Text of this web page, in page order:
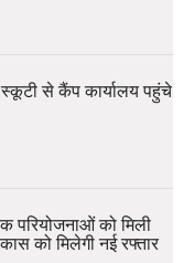
से कैंप कार्यालय पहुंचे
परियोजनाओं को मिली
को मिलेगी नई रफ्तार